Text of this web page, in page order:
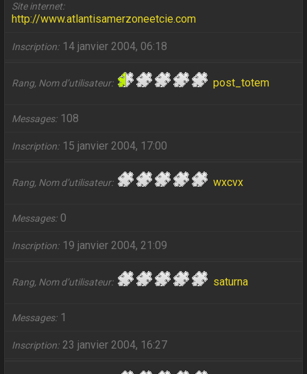
Site internet
http://www.atlantisamerzoneetcie.com
Inscription 14 janvier 2004, 06:18
Rang, Nom d’utilisateur post_totem
Messages 108
Inscription 15 janvier 2004, 17:00
Rang, Nom d’utilisateur wxcvx
Messages 0
Inscription 19 janvier 2004, 21:09
Rang, Nom d’utilisateur saturna
Messages 1
Inscription 23 janvier 2004, 16:27